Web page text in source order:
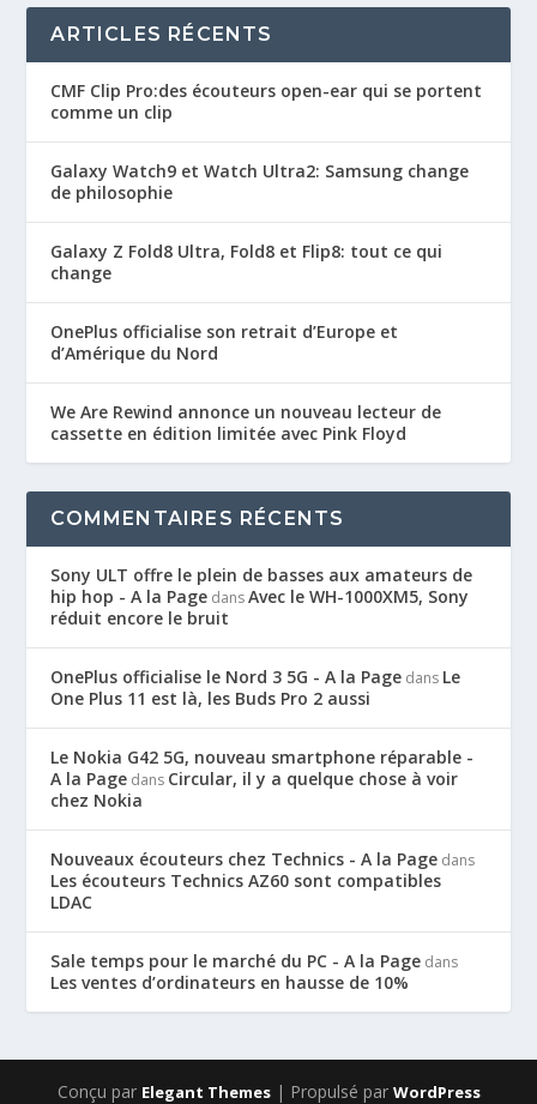
ARTICLES RÉCENTS
CMF Clip Pro:des écouteurs open-ear qui se portent
comme un clip
Galaxy Watch9 et Watch Ultra2: Samsung change
de philosophie
Galaxy Z Fold8 Ultra, Fold8 et Flip8: tout ce qui
change
OnePlus officialise son retrait d’Europe et
d’Amérique du Nord
We Are Rewind annonce un nouveau lecteur de
cassette en édition limitée avec Pink Floyd
COMMENTAIRES RÉCENTS
Sony ULT offre le plein de basses aux amateurs de
hip hop - A la Page dansAvec le WH-1000XM5, Sony
réduit encore le bruit
OnePlus officialise le Nord 3 5G - A la Page dans Le
One Plus 11 est là, les Buds Pro 2 aussi
Le Nokia G42 5G, nouveau smartphone réparable -
A la Page dans Circular, il y a quelque chose à voir
chez Nokia
Nouveaux écouteurs chez Technics - A la Page dans
Les écouteurs Technics AZ60 sont compatibles
LDAC
Sale temps pour le marché du PC - A la Page dans
Les ventes d’ordinateurs en hausse de 10%
Conçu par Elegant Themes| Propulsé par WordPress